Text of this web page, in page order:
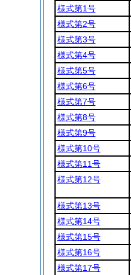
様式第1号
様式第2号
様式第3号
様式第4号
様式第5号
様式第6号
様式第7号
様式第8号
様式第9号
様式第10号
様式第11号
様式第12号
様式第13号
様式第14号
様式第15号
様式第16号
様式第17号